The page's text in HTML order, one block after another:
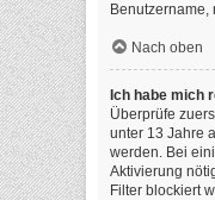
Nach oben
Ich habe mich
Überprüfe
unter 13 Jahre
werden. Bei
Aktivierung
Filter blockiert